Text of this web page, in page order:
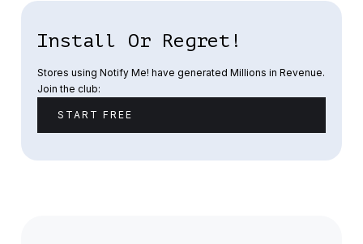
Install Or Regret!
Stores using Notify Me! have generated Millions in Revenue.
Join the club:
START FREE